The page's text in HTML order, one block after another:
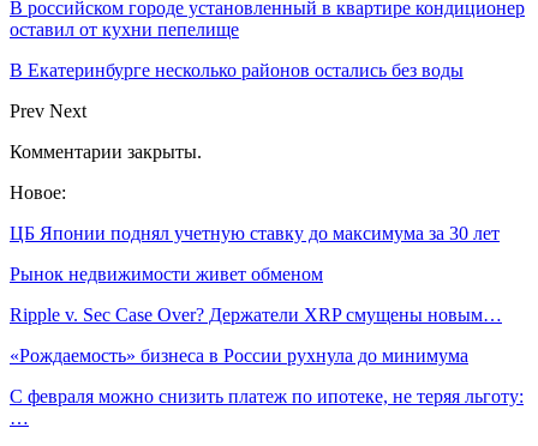
В российском городе установленный в квартире кондиционер
оставил от кухни пепелище
В Екатеринбурге несколько районов остались без воды
Prev Next
Комментарии закрыты.
Новое:
ЦБ Японии поднял учетную ставку до максимума за 30 лет
Рынок недвижимости живет обменом
Ripple v. Sec Case Over? Держатели XRP смущены новым…
«Рождаемость» бизнеса в России рухнула до минимума
С февраля можно снизить платеж по ипотеке, не теряя льготу:
…